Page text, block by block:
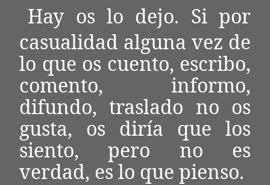
Hay os lo dejo. Si por
casualidad alguna vez de
lo que os cuento, escribo,
comento, informo,
difundo, traslado no os
gusta, os diría que los
siento, pero no es
verdad, es lo que pienso.